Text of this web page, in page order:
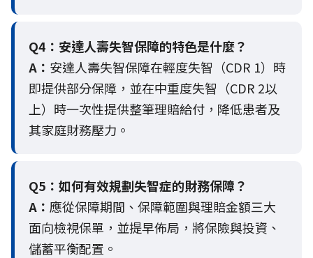
Q4： 安達人壽失智保障的特色是什麼？
A： 安達人壽失智保障在輕度失智（CDR 1）時
即提供部分保障，並在中重度失智（CDR 2以
上）時一次性提供整筆理賠給付，降低患者及
其家庭財務壓力。
Q5： 如何有效規劃失智症的財務保障？
A： 應從保障期間、保障範圍與理賠金額三大
面向檢視保單，並提早佈局，將保險與投資、
儲蓄平衡配置。